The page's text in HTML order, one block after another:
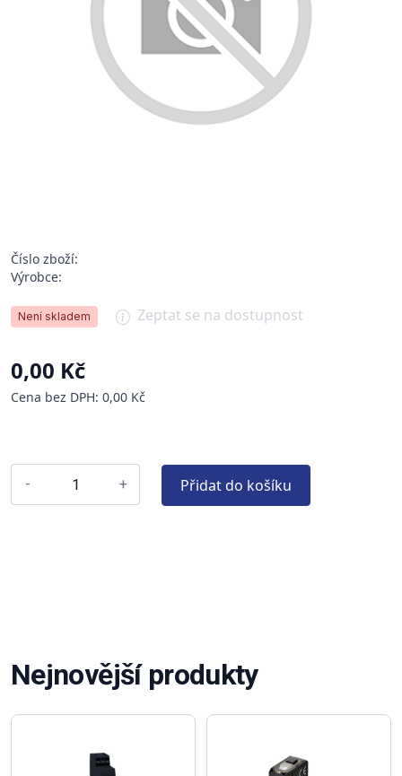
Číslo zboží:
Výrobce:
Není skladem Zeptat se na dostupnost
0,00 Kč
Cena bez DPH: 0,00 Kč
- + Přidat do košíku
Nejnovější produkty